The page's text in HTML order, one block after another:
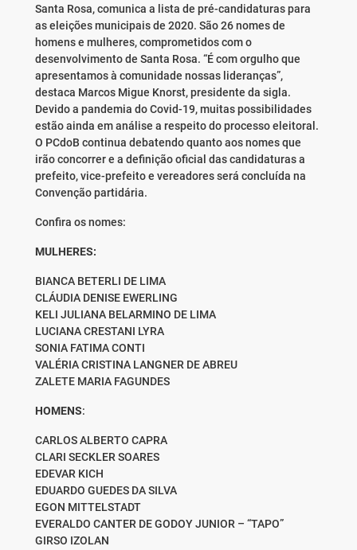
Santa Rosa, comunica a lista de pré-candidaturas para
as eleições municipais de 2020. São 26 nomes de
homens e mulheres, comprometidos com o
desenvolvimento de Santa Rosa. “É com orgulho que
apresentamos à comunidade nossas lideranças”,
destaca Marcos Migue Knorst, presidente da sigla.
Devido a pandemia do Covid-19, muitas possibilidades
estão ainda em análise a respeito do processo eleitoral.
O PCdoB continua debatendo quanto aos nomes que
irão concorrer e a definição oficial das candidaturas a
prefeito, vice-prefeito e vereadores será concluída na
Convenção partidária.
Confira os nomes:
MULHERES:
BIANCA BETERLI DE LIMA
CLÁUDIA DENISE EWERLING
KELI JULIANA BELARMINO DE LIMA
LUCIANA CRESTANI LYRA
SONIA FATIMA CONTI
VALÉRIA CRISTINA LANGNER DE ABREU
ZALETE MARIA FAGUNDES
HOMENS:
CARLOS ALBERTO CAPRA
CLARI SECKLER SOARES
EDEVAR KICH
EDUARDO GUEDES DA SILVA
EGON MITTELSTADT
EVERALDO CANTER DE GODOY JUNIOR – “TAPO”
GIRSO IZOLAN